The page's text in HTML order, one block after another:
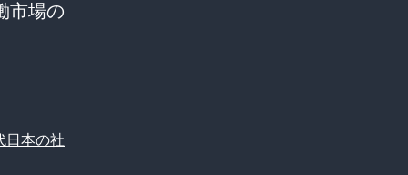
市場の
日本の社